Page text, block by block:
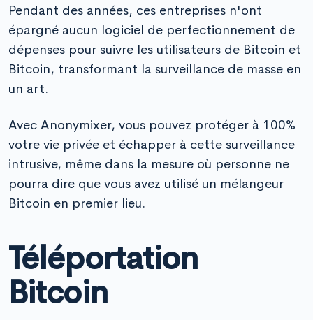
Pendant des années, ces entreprises n'ont
épargné aucun logiciel de perfectionnement de
dépenses pour suivre les utilisateurs de Bitcoin et
Bitcoin, transformant la surveillance de masse en
un art.
Avec Anonymixer, vous pouvez protéger à 100%
votre vie privée et échapper à cette surveillance
intrusive, même dans la mesure où personne ne
pourra dire que vous avez utilisé un mélangeur
Bitcoin en premier lieu.
Téléportation
Bitcoin